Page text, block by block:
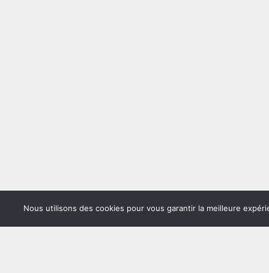
Nous utilisons des cookies pour vous garantir la meilleure